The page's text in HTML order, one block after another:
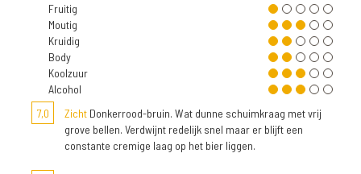
Fruitig
Moutig
Kruidig
Body
Koolzuur
Alcohol
7,0
Zicht Donkerrood-bruin. Wat dunne schuimkraag met vrij
grove bellen. Verdwijnt redelijk snel maar er blijft een
constante cremige laag op het bier liggen.